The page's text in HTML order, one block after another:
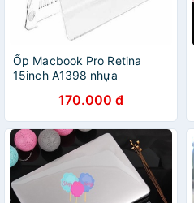
Ốp Macbook Pro Retina
15inch A1398 nhựa
và sự đàn hồi tốt.
170.000 đ